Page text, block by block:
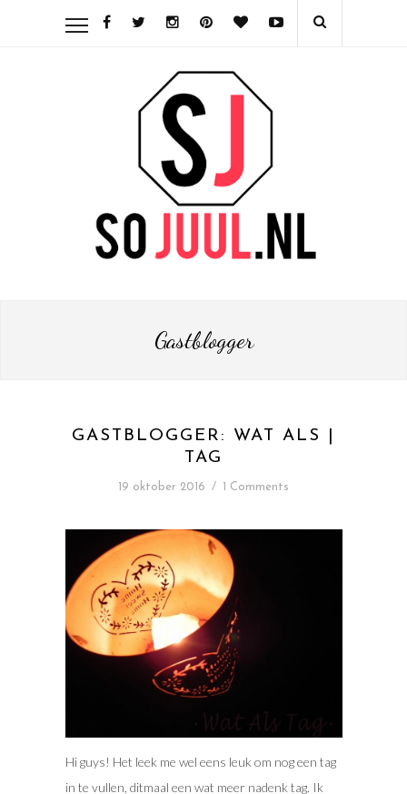
Gastblogger
GASTBLOGGER: WAT ALS |
TAG
19 oktober 2016 / 1 Comments
Hi guys! Het leek me wel eens leuk om nog een tag
in te vullen, ditmaal een wat meer nadenk tag. Ik